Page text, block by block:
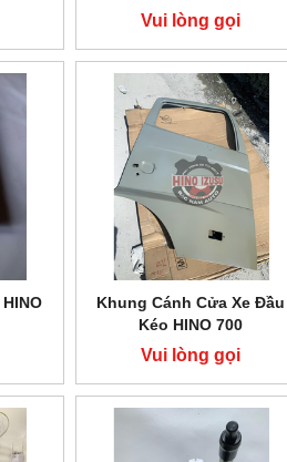
Vui lòng gọi
Khung Cánh Cửa Xe Đầu
Kéo HINO 700
Vui lòng gọi